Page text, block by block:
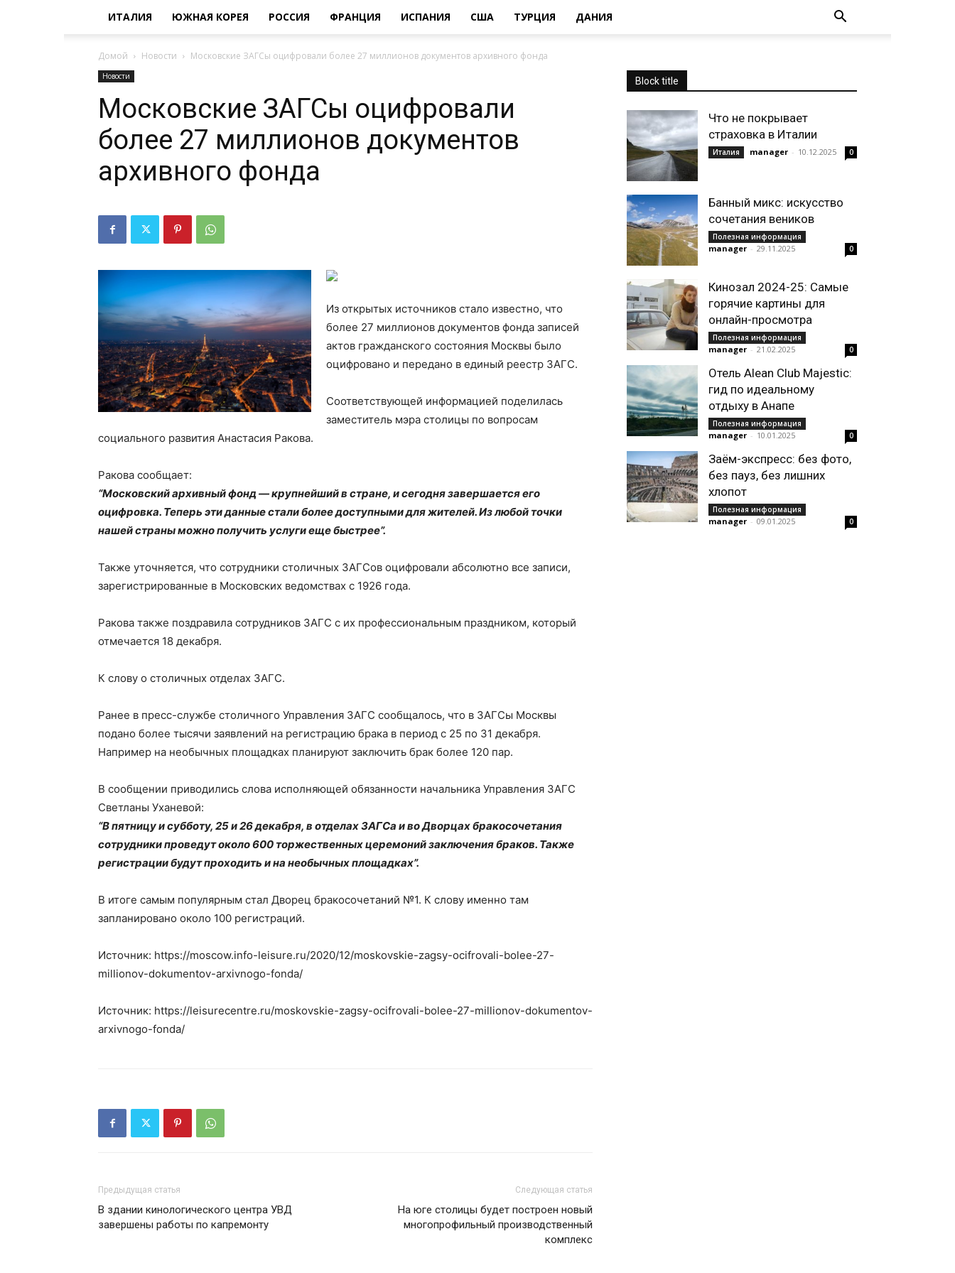
ИТАЛИЯ ЮЖНАЯ КОРЕЯ РОССИЯ ФРАНЦИЯ ИСПАНИЯ США ТУРЦИЯ ДАНИЯ
Домой Новости Московские ЗАГСы оцифровали более 27 миллионов документов архивного фонда
Новости
Московские ЗАГСы оцифровали
более 27 миллионов документов
архивного фонда
Из открытых источников стало известно, что
более 27 миллионов документов фонда записей
актов гражданского состояния Москвы было
оцифровано и передано в единый реестр ЗАГС.
Соответствующей информацией поделилась
заместитель мэра столицы по вопросам
социального развития Анастасия Ракова.
Ракова сообщает:
“Московский архивный фонд — крупнейший в стране, и сегодня завершается его
оцифровка. Теперь эти данные стали более доступными для жителей. Из любой точки
нашей страны можно получить услуги еще быстрее”.
Также уточняется, что сотрудники столичных ЗАГСов оцифровали абсолютно все записи,
зарегистрированные в Московских ведомствах с 1926 года.
Ракова также поздравила сотрудников ЗАГС с их профессиональным праздником, который
отмечается 18 декабря.
К слову о столичных отделах ЗАГС.
Ранее в пресс-службе столичного Управления ЗАГС сообщалось, что в ЗАГСы Москвы
подано более тысячи заявлений на регистрацию брака в период с 25 по 31 декабря.
Например на необычных площадках планируют заключить брак более 120 пар.
В сообщении приводились слова исполняющей обязанности начальника Управления ЗАГС
Светланы Уханевой:
“В пятницу и субботу, 25 и 26 декабря, в отделах ЗАГСа и во Дворцах бракосочетания
сотрудники проведут около 600 торжественных церемоний заключения браков. Также
регистрации будут проходить и на необычных площадках”.
В итоге самым популярным стал Дворец бракосочетаний №1. К слову именно там
запланировано около 100 регистраций.
Источник: https://moscow.info-leisure.ru/2020/12/moskovskie-zagsy-ocifrovali-bolee-27-
millionov-dokumentov-arxivnogo-fonda/
Источник: https://leisurecentre.ru/moskovskie-zagsy-ocifrovali-bolee-27-millionov-dokumentov-
arxivnogo-fonda/
Предыдущая статья
В здании кинологического центра УВД
завершены работы по капремонту
Следующая статья
На юге столицы будет построен новый
многопрофильный производственный
комплекс
Block title
Что не покрывает
страховка в Италии
Италия manager - 10.12.2025 0
Банный микс: искусство
сочетания веников
Полезная информация
manager - 29.11.2025 0
Кинозал 2024-25: Самые
горячие картины для
онлайн-просмотра
Полезная информация
manager - 21.02.2025 0
Отель Alean Club Majestic:
гид по идеальному
отдыху в Анапе
Полезная информация
manager - 10.01.2025 0
Заём-экспресс: без фото,
без пауз, без лишних
хлопот
Полезная информация
manager - 09.01.2025 0